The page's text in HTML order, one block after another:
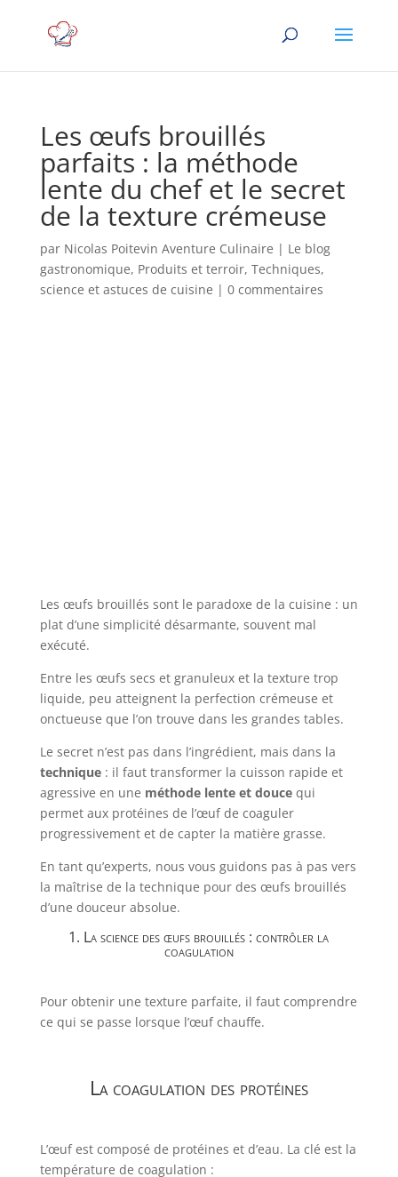
Les œufs brouillés
parfaits : la méthode
lente du chef et le secret
de la texture crémeuse
par Nicolas Poitevin Aventure Culinaire | Le blog
gastronomique, Produits et terroir, Techniques,
science et astuces de cuisine | 0 commentaires
Les œufs brouillés sont le paradoxe de la cuisine : un
plat d’une simplicité désarmante, souvent mal
exécuté.
Entre les œufs secs et granuleux et la texture trop
liquide, peu atteignent la perfection crémeuse et
onctueuse que l’on trouve dans les grandes tables.
Le secret n’est pas dans l’ingrédient, mais dans la
technique: il faut transformer la cuisson rapide et
agressive en une méthode lente et doucequi
permet aux protéines de l’œuf de coaguler
progressivement et de capter la matière grasse.
En tant qu’experts, nous vous guidons pas à pas vers
la maîtrise de la technique pour des œufs brouillés
d’une douceur absolue.
1. La science des œufs brouillés : contrôler la
coagulation
Pour obtenir une texture parfaite, il faut comprendre
ce qui se passe lorsque l’œuf chauffe.
La coagulation des protéines
L’œuf est composé de protéines et d’eau. La clé est la
température de coagulation :